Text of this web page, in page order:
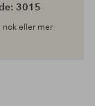
3015
nok eller mer